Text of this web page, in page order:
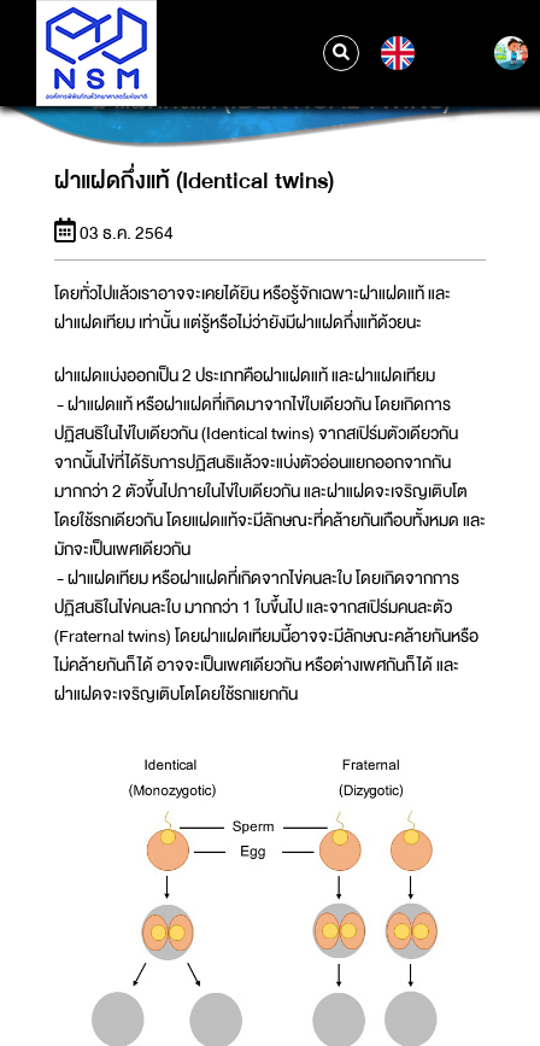
ฝาแฝดกึ่งแท้ (IDENTICAL TWINS)
ฝาแฝดกึ่งแท้ (Identical twins)
03 ธ.ค. 2564
โดยทั่วไปแล้วเราอาจจะเคยได้ยิน หรือรู้จักเฉพาะฝาแฝดแท้ และ
ฝาแฝดเทียม เท่านั้น แต่รู้หรือไม่ว่ายังมีฝาแฝดกึ่งแท้ด้วยนะ
ฝาแฝดแบ่งออกเป็น 2 ประเภทคือฝาแฝดแท้ และฝาแฝดเทียม
- ฝาแฝดแท้ หรือฝาแฝดที่เกิดมาจากไข่ใบเดียวกัน โดยเกิดการ
ปฏิสนธิในไข่ใบเดียวกัน (Identical twins) จากสเปิร์มตัวเดียวกัน
จากนั้นไข่ที่ได้รับการปฏิสนธิแล้วจะแบ่งตัวอ่อนแยกออกจากกัน
มากกว่า 2 ตัวขึ้นไปภายในไข่ใบเดียวกัน และฝาแฝดจะเจริญเติบโต
โดยใช้รกเดียวกัน โดยแฝดแท้จะมีลักษณะที่คล้ายกันเกือบทั้งหมด และ
มักจะเป็นเพศเดียวกัน
- ฝาแฝดเทียม หรือฝาแฝดที่เกิดจากไข่คนละใบ โดยเกิดจากการ
ปฏิสนธิในไข่คนละใบ มากกว่า 1 ใบขึ้นไป และจากสเปิร์มคนละตัว
(Fraternal twins) โดยฝาแฝดเทียมนี้อาจจะมีลักษณะคล้ายกันหรือ
ไม่คล้ายกันก็ได้ อาจจะเป็นเพศเดียวกัน หรือต่างเพศกันก็ได้ และ
ฝาแฝดจะเจริญเติบโตโดยใช้รกแยกกัน